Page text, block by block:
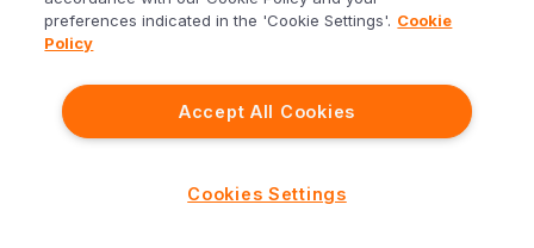
Siga o Inter
Baixe o app
preferences indicated in the 'Cookie Settings'. Cookie
Policy
Accept All Cookies
Cookies Settings